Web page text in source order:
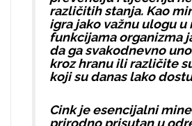
različitih stanja. Kao
igra jako važnu ulogu
funkcijama organizma
da ga svakodnevno
kroz hranu ili različite
koji su danas lako
Cink je esencijalni
prirodno prisutan u